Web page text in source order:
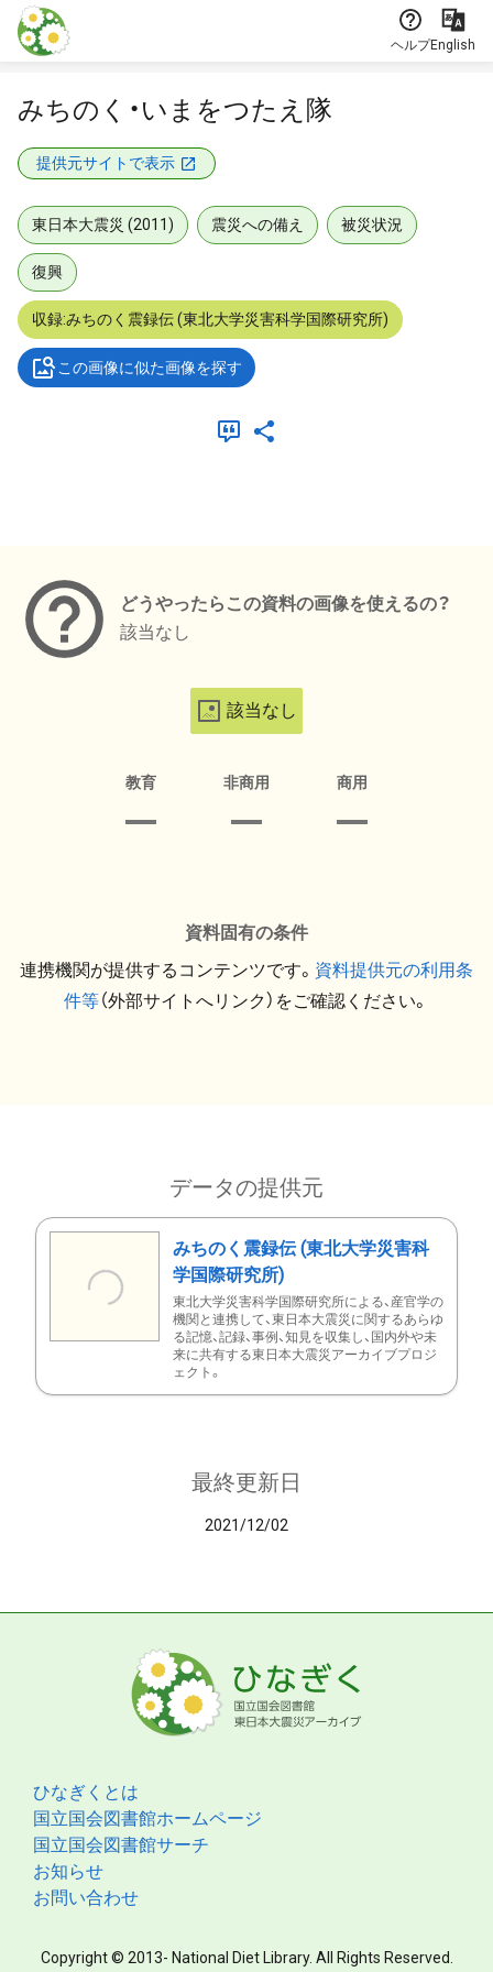
本文に飛ぶ
ヘルプEnglish
みちのく・いまをつたえ隊
提供元サイトで表示
東日本大震災 (2011) 震災への備え 被災状況
復興
収録:みちのく震録伝 (東北大学災害科学国際研究所)
この画像に似た画像を探す
どうやったらこの資料の画像を使えるの？
該当なし
該当なし
教育 非商用 商用
資料固有の条件
連携機関が提供するコンテンツです。 資料提供元の利用条
件等（外部サイトへリンク）をご確認ください。
データの提供元
みちのく震録伝 (東北大学災害科
学国際研究所)
東北大学災害科学国際研究所による、産官学の
機関と連携して、東日本大震災に関するあらゆ
る記憶、記録、事例、知見を収集し、国内外や未
来に共有する東日本大震災アーカイブプロジ
ェクト。
最終更新日
2021/12/02
ひなぎくとは
国立国会図書館ホームページ
国立国会図書館サーチ
お知らせ
お問い合わせ
Copyright © 2013- National Diet Library. All Rights Reserved.